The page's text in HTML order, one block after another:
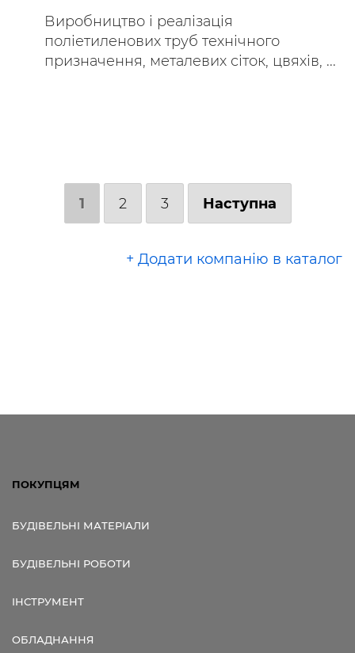
Виробництво і реалізація
поліетиленових труб технічного
призначення, металевих сіток, цвяхів, ...
1 2 3 Наступна
+ Додати компанію в каталог
ПОКУПЦЯМ
БУДІВЕЛЬНІ МАТЕРІАЛИ
БУДІВЕЛЬНІ РОБОТИ
ІНСТРУМЕНТ
ОБЛАДНАННЯ